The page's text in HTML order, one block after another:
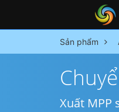
Sản phẩm
Xuất MPP